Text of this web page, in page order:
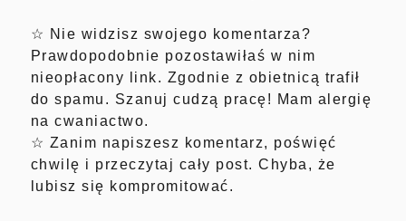
☆ Nie widzisz swojego komentarza?
Prawdopodobnie pozostawiłaś w nim
nieopłacony link. Zgodnie z obietnicą trafił
do spamu. Szanuj cudzą pracę! Mam alergię
na cwaniactwo.
☆ Zanim napiszesz komentarz, poświęć
chwilę i przeczytaj cały post. Chyba, że
lubisz się kompromitować.